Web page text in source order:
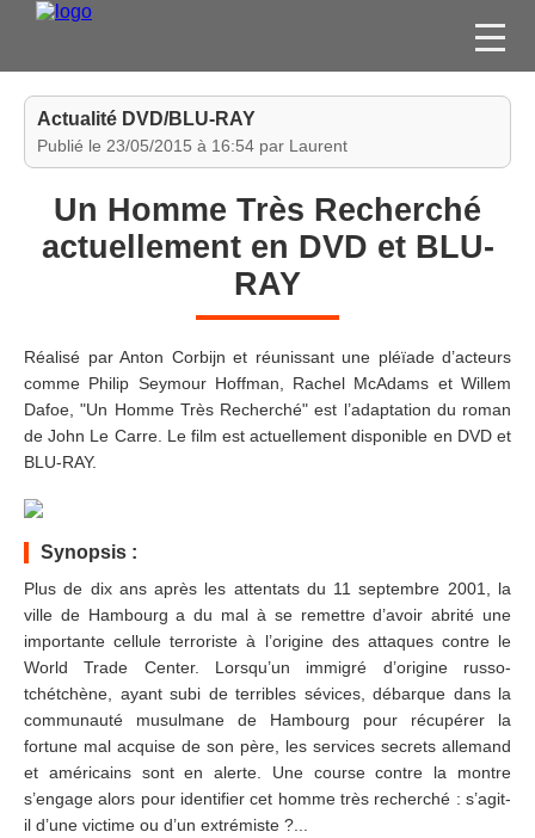
FILMS
JEUX VIDÉO
CONCOURS
ESPACE
MEMBRE
Actualité DVD/BLU-RAY
Publié le 23/05/2015 à 16:54 par Laurent
Un Homme Très Recherché
actuellement en DVD et BLU-
RAY
Réalisé par Anton Corbijn et réunissant une pléïade d’acteurs
comme Philip Seymour Hoffman, Rachel McAdams et Willem
Dafoe, "Un Homme Très Recherché" est l’adaptation du roman
de John Le Carre. Le film est actuellement disponible en DVD et
BLU-RAY.
Synopsis :
Plus de dix ans après les attentats du 11 septembre 2001, la
ville de Hambourg a du mal à se remettre d’avoir abrité une
importante cellule terroriste à l’origine des attaques contre le
World Trade Center. Lorsqu’un immigré d’origine russo-
tchétchène, ayant subi de terribles sévices, débarque dans la
communauté musulmane de Hambourg pour récupérer la
fortune mal acquise de son père, les services secrets allemand
et américains sont en alerte. Une course contre la montre
s’engage alors pour identifier cet homme très recherché : s’agit-
il d’une victime ou d’un extrémiste ?...